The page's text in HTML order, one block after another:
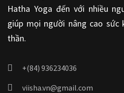
Hatha Yoga đến với nhiều
giúp mọi người nâng cao sức
thần.
+(84) 936234036
viisha.vn@gmail.com